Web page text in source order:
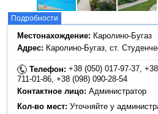
Подробности
Местонахождение: Каролино-Бугаз
Адрес: Каролино-Бугаз, cт.
Телефон:+38 (050) 017-97-37,
711-01-86, +38 (098) 090-28-54
Контактное лицо: Администратор
Кол-во мест: Уточняйте у